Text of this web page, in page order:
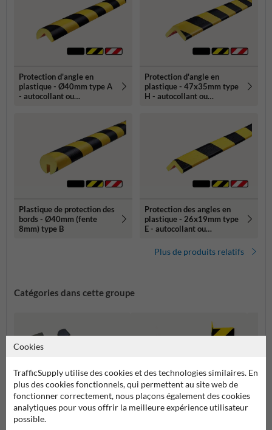
Protection d'angle en
plastique - Ø40mm type A
- autocollant ou
Protection d'angle en
plastique - 47x35mm type
H - autocollant ou
Plastique de protection des
bords - Ø40mm (fente
8mm) type B
Protection des angles en
plastique - 26x19mm type
E - autocollant ou
Plus de produits relatifs
Catégories dans cette groupe
Cookies
TrafficSupply utilise des cookies et des technologies similaires. En
plus des cookies fonctionnels, qui permettent au site web de
fonctionner correctement, nous plaçons également des cookies
analytiques pour vous offrir la meilleure expérience utilisateur
possible.